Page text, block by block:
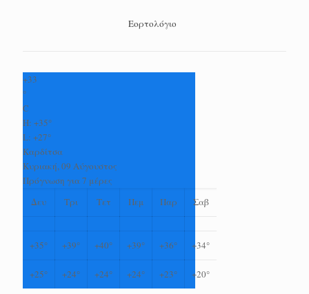
Εορτολόγιο
+33
°
C
H: +35°
L: +27°
Καρδίτσα
Κυριακή, 09 Αύγουστος
Πρόγνωση για 7 μέρες
Δευ
Τρι Τετ Πεμ Παρ Σαβ
+35° +39° +40° +39° +36° +34°
+25° +24° +24° +24° +23° +20°